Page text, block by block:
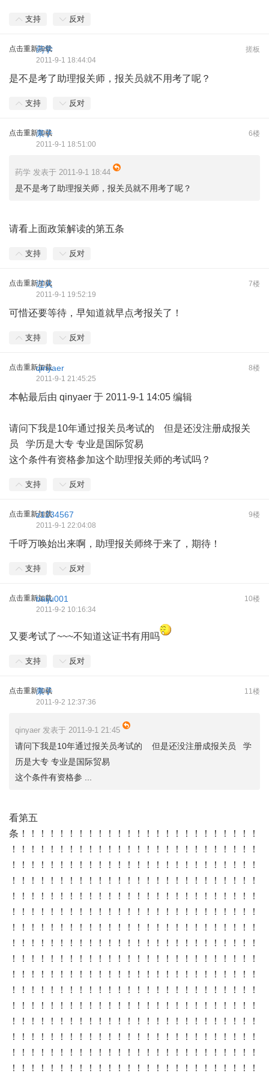
支持 反对
点击重新加载 搓板
药学
2011-9-1 18:44:04
是不是考了助理报关师，报关员就不用考了呢？
支持 反对
点击重新加载 6楼
果子
2011-9-1 18:51:00
药学 发表于 2011-9-1 18:44
是不是考了助理报关师，报关员就不用考了呢？
请看上面政策解读的第五条
支持 反对
点击重新加载 7楼
过火
2011-9-1 19:52:19
可惜还要等待，早知道就早点考报关了！
支持 反对
点击重新加载 8楼
qinyaer
2011-9-1 21:45:25
本帖最后由 qinyaer 于 2011-9-1 14:05 编辑
请问下我是10年通过报关员考试的 但是还没注册成报关
员 学历是大专 专业是国际贸易
这个条件有资格参加这个助理报关师的考试吗？
支持 反对
点击重新加载 9楼
z1234567
2011-9-1 22:04:08
千呼万唤始出来啊，助理报关师终于来了，期待！
支持 反对
点击重新加载 10楼
baiju001
2011-9-2 10:16:34
又要考试了~~~不知道这证书有用吗
支持 反对
点击重新加载 11楼
果子
2011-9-2 12:37:36
qinyaer 发表于 2011-9-1 21:45
请问下我是10年通过报关员考试的 但是还没注册成报关员 学
历是大专 专业是国际贸易
这个条件有资格参 ...
看第五
条！！！！！！！！！！！！！！！！！！！！！！！！！
！！！！！！！！！！！！！！！！！！！！！！！！！！
！！！！！！！！！！！！！！！！！！！！！！！！！！
！！！！！！！！！！！！！！！！！！！！！！！！！！
！！！！！！！！！！！！！！！！！！！！！！！！！！
！！！！！！！！！！！！！！！！！！！！！！！！！！
！！！！！！！！！！！！！！！！！！！！！！！！！！
！！！！！！！！！！！！！！！！！！！！！！！！！！
！！！！！！！！！！！！！！！！！！！！！！！！！！
！！！！！！！！！！！！！！！！！！！！！！！！！！
！！！！！！！！！！！！！！！！！！！！！！！！！！
！！！！！！！！！！！！！！！！！！！！！！！！！！
！！！！！！！！！！！！！！！！！！！！！！！！！！
！！！！！！！！！！！！！！！！！！！！！！！！！！
！！！！！！！！！！！！！！！！！！！！！！！！！！
！！！！！！！！！！！！！！！！！！！！！！！！！！